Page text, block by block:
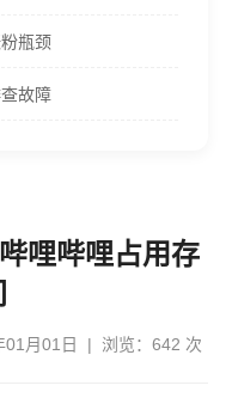
瓶颈
故障
哩哔哩占用存
01月01日 | 浏览：642 次